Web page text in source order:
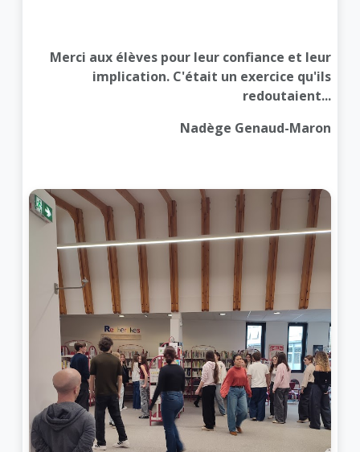
Merci aux élèves pour leur confiance et leur
implication. C'était un exercice qu'ils
redoutaient...
Nadège Genaud-Maron